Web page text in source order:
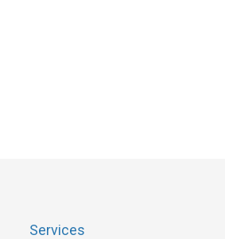
Services